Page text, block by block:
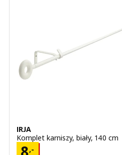
IRJA
Komplet karniszy, biały, 140 cm
,-
Cena 8,-